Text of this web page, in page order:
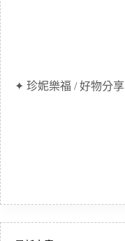
✦ 珍妮樂福 / 好物分享